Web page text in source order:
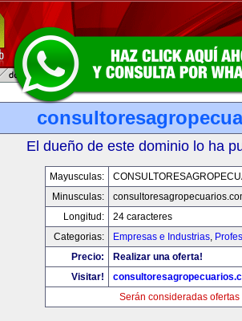
El dueño de este dominio lo ha
Mayusculas:
Minusculas:
Longitud:
24 caracteres
Categorias:
Empresas e Industrias,
Precio:
Realizar una oferta!
Visitar!
Serán consideradas ofertas